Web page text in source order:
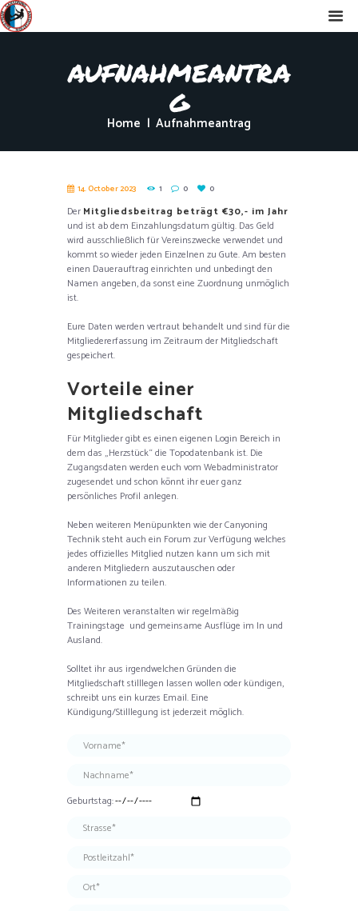
aufnahmeantra
g
Home Aufnahmeantrag
14. October 2023 1 0 0
Der Mitgliedsbeitrag beträgt €30,- im Jahr
und ist ab dem Einzahlungsdatum gültig. Das Geld
wird ausschließlich für Vereinszwecke verwendet und
kommt so wieder jeden Einzelnen zu Gute. Am besten
einen Dauerauftrag einrichten und unbedingt den
Namen angeben, da sonst eine Zuordnung unmöglich
ist.
Eure Daten werden vertraut behandelt und sind für die
Mitgliedererfassung im Zeitraum der Mitgliedschaft
gespeichert.
Vorteile einer
Mitgliedschaft
Für Mitglieder gibt es einen eigenen Login Bereich in
dem das „Herzstück“ die Topodatenbank ist. Die
Zugangsdaten werden euch vom Webadministrator
zugesendet und schon könnt ihr euer ganz
persönliches Profil anlegen.
Neben weiteren Menüpunkten wie der Canyoning
Technik steht auch ein Forum zur Verfügung welches
jedes offizielles Mitglied nutzen kann um sich mit
anderen Mitgliedern auszutauschen oder
Informationen zu teilen.
Des Weiteren veranstalten wir regelmäßig
Trainingstage und gemeinsame Ausflüge im In und
Ausland.
Solltet ihr aus irgendwelchen Gründen die
Mitgliedschaft stilllegen lassen wollen oder kündigen,
schreibt uns ein kurzes Email. Eine
Kündigung/Stilllegung ist jederzeit möglich.
Geburtstag: